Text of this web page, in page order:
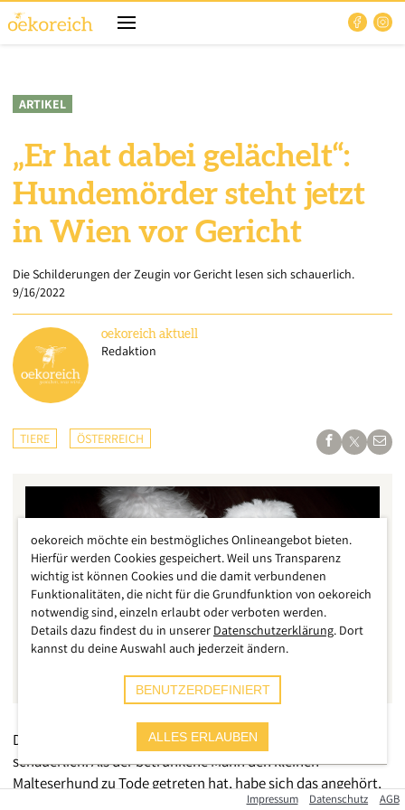
ARTIKEL
„Er hat dabei gelächelt“:
Hundemörder steht jetzt
in Wien vor Gericht
Die Schilderungen der Zeugin vor Gericht lesen sich schauerlich.
9/16/2022
oekoreich aktuell
Redaktion
TIERE ÖSTERREICH
Die Schilderungen der Zeugin vor Gericht lesen sich
schauerlich. Als der betrunkene Mann den kleinen
Malteserhund zu Tode getreten hat, habe sich das angehört,
als würden Weinflaschen zertrümmert“, zitiert der ORF die
Impressum Datenschutz AGB
oekoreich möchte ein bestmögliches Onlineangebot bieten.
Hierfür werden Cookies gespeichert. Weil uns Transparenz
wichtig ist können Cookies und die damit verbundenen
Funktionalitäten, die nicht für die Grundfunktion von oekoreich
notwendig sind, einzeln erlaubt oder verboten werden.
Details dazu findest du in unserer Datenschutzerklärung. Dort
kannst du deine Auswahl auch jederzeit ändern.
BENUTZERDEFINIERT
ALLES ERLAUBEN